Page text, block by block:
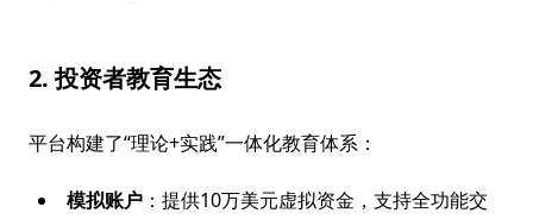
2. 投资者教育生态
平台构建了“理论+实践”一体化教育体系：
模拟账户 ：提供10万美元虚拟资金，支持全功能交